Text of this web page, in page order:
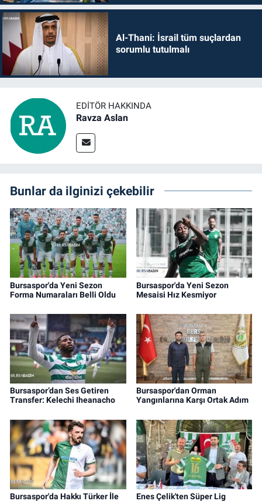
Al-Thani: İsrail tüm suçlardan
sorumlu tutulmalı
EDITÖR HAKKINDA
Ravza Aslan
Bunlar da ilginizi çekebilir
Bursaspor'da Yeni Sezon
Forma Numaraları Belli Oldu
Bursaspor'da Yeni Sezon
Mesaisi Hız Kesmiyor
Bursaspor’dan Ses Getiren
Transfer: Kelechi Iheanacho
Bursaspor'dan Orman
Yangınlarına Karşı Ortak Adım
Bursaspor'da Hakkı Türker İle
Enes Çelik'ten Süper Lig